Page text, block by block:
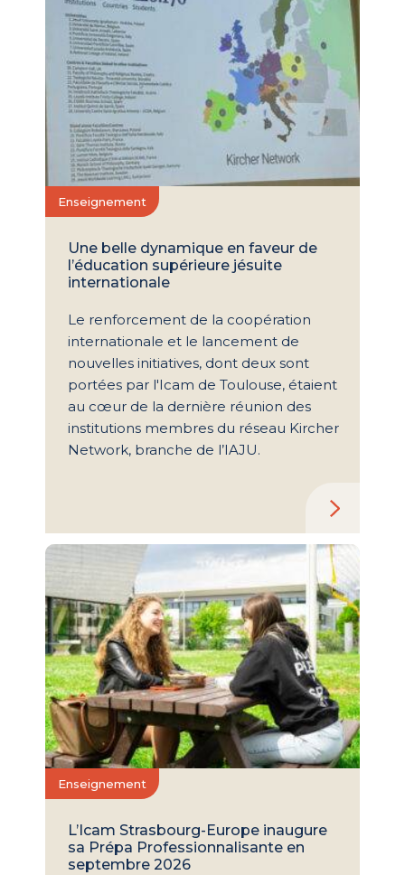
Enseignement
Une belle dynamique en faveur de
l’éducation supérieure jésuite
internationale
Le renforcement de la coopération
internationale et le lancement de
nouvelles initiatives, dont deux sont
portées par l'Icam de Toulouse, étaient
au cœur de la dernière réunion des
institutions membres du réseau Kircher
Network, branche de l’IAJU.
Enseignement
L’Icam Strasbourg-Europe inaugure
sa Prépa Professionnalisante en
septembre 2026